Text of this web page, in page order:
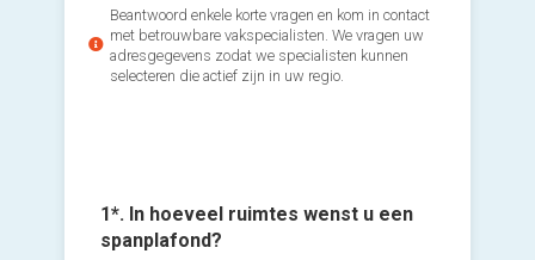
Beantwoord enkele korte vragen en kom in contact
met betrouwbare vakspecialisten. We vragen uw
adresgegevens zodat we specialisten kunnen
selecteren die actief zijn in uw regio.
1*. In hoeveel ruimtes wenst u een
spanplafond?